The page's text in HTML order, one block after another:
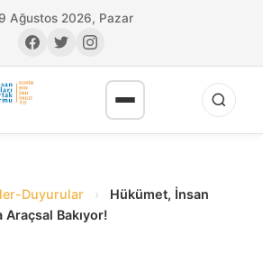
Ağustos 2026, Pazar
Duyurular ›
Hükümet, İnsan
Araçsal Bakıyor!